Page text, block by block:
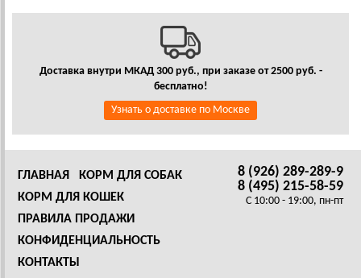
Доставка внутри МКАД 300 руб., при заказе от 2500 руб. -
бесплатно!
Узнать о доставке по Москве
8 (926) 289-289-9
8 (495) 215-58-59
C 10:00 - 19:00, пн-пт
ГЛАВНАЯ
КОРМ ДЛЯ СОБАК
КОРМ ДЛЯ КОШЕК
ПРАВИЛА ПРОДАЖИ
КОНФИДЕНЦИАЛЬНОСТЬ
КОНТАКТЫ